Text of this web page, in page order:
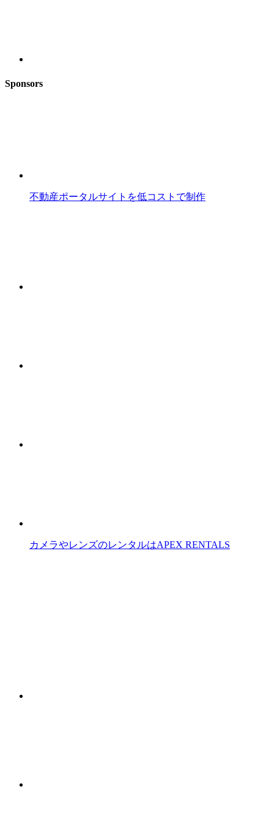
Sponsors
不動産ポータルサイトを低コストで制作
カメラやレンズのレンタルはAPEX RENTALS